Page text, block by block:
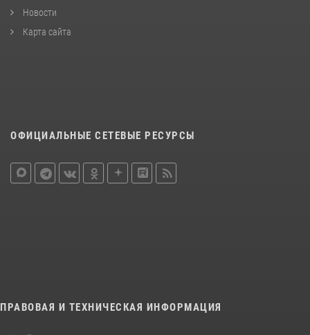
Новости
Карта сайта
ОФИЦИАЛЬНЫЕ СЕТЕВЫЕ РЕСУРСЫ
ПРАВОВАЯ И ТЕХНИЧЕСКАЯ ИНФОРМАЦИЯ